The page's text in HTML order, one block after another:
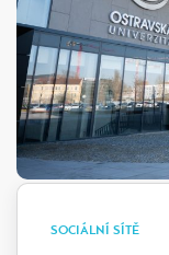
SOCIÁLNÍ SÍTĚ